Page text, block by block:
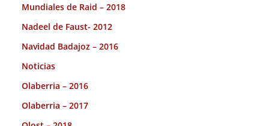
Mundiales de Raid – 2018
Nadeel de Faust- 2012
Navidad Badajoz – 2016
Noticias
Olaberria – 2016
Olaberria – 2017